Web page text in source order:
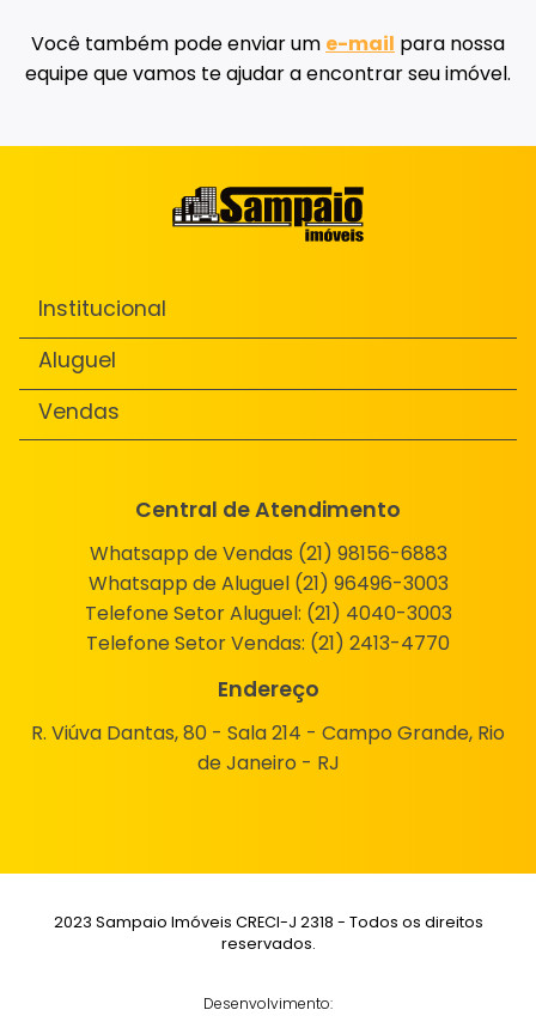
Você também pode enviar um e-mail para nossa
equipe que vamos te ajudar a encontrar seu imóvel.
Institucional
Aluguel
Vendas
Central de Atendimento
Whatsapp de Vendas (21) 98156-6883
Whatsapp de Aluguel (21) 96496-3003
Telefone Setor Aluguel: (21) 4040-3003
Telefone Setor Vendas: (21) 2413-4770
Endereço
R. Viúva Dantas, 80 - Sala 214 - Campo Grande, Rio
de Janeiro - RJ
2023 Sampaio Imóveis CRECI-J 2318 - Todos os direitos
reservados.
Desenvolvimento: